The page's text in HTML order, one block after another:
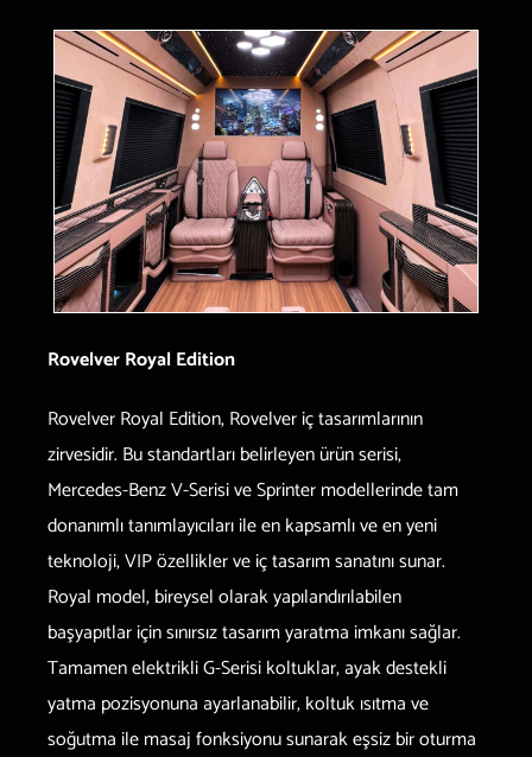
Rovelver Royal Edition
Rovelver Royal Edition, Rovelver iç tasarımlarının
zirvesidir. Bu standartları belirleyen ürün serisi,
Mercedes-Benz V-Serisi ve Sprinter modellerinde tam
donanımlı tanımlayıcıları ile en kapsamlı ve en yeni
teknoloji, VIP özellikler ve iç tasarım sanatını sunar.
Royal model, bireysel olarak yapılandırılabilen
başyapıtlar için sınırsız tasarım yaratma imkanı sağlar.
Tamamen elektrikli G-Serisi koltuklar, ayak destekli
yatma pozisyonuna ayarlanabilir, koltuk ısıtma ve
soğutma ile masaj fonksiyonu sunarak eşsiz bir oturma